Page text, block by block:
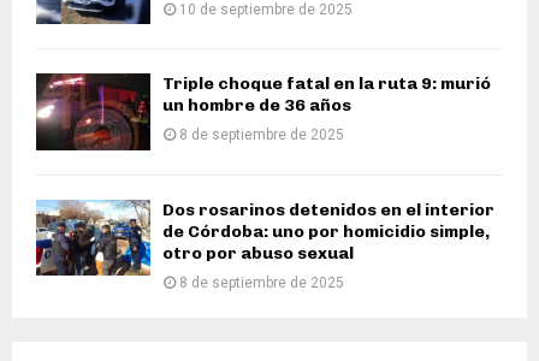
10 de septiembre de 2025
Triple choque fatal en la ruta 9: murió
un hombre de 36 años
8 de septiembre de 2025
Dos rosarinos detenidos en el interior
de Córdoba: uno por homicidio simple,
otro por abuso sexual
8 de septiembre de 2025